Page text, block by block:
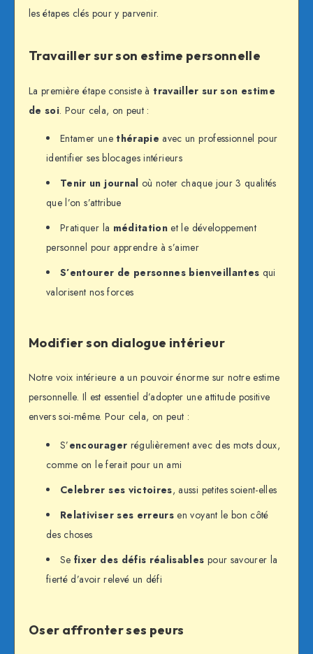
les étapes clés pour y parvenir.
Travailler sur son estime personnelle
La première étape consiste àtravailler sur son estime
de soi. Pour cela, on peut :
Entamer unethérapie avec un professionnel pour
identifier ses blocages intérieurs
Tenir un journal où noter chaque jour 3 qualités
que l’on s’attribue
Pratiquer la méditation et le développement
personnel pour apprendre à s’aimer
S’entourer de personnes bienveillantes qui
valorisent nos forces
Modifier son dialogue intérieur
Notre voix intérieure a un pouvoir énorme sur notre estime
personnelle. Il est essentiel d’adopter une attitude positive
envers soi-même. Pour cela, on peut :
S’encourager régulièrement avec des mots doux,
comme on le ferait pour un ami
Celebrer ses victoires, aussi petites soient-elles
Relativiser ses erreurs en voyant le bon côté
des choses
Sefixer des défis réalisables pour savourer la
fierté d’avoir relevé un défi
Oser affronter ses peurs